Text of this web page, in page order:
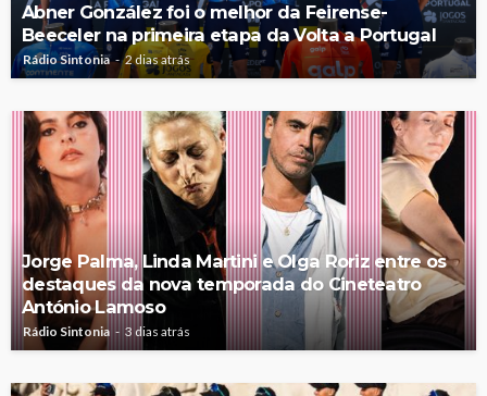
Abner González foi o melhor da Feirense-
Beeceler na primeira etapa da Volta a Portugal
Rádio Sintonia 2 dias atrás
Jorge Palma, Linda Martini e Olga Roriz entre os
destaques da nova temporada do Cineteatro
António Lamoso
Rádio Sintonia 3 dias atrás